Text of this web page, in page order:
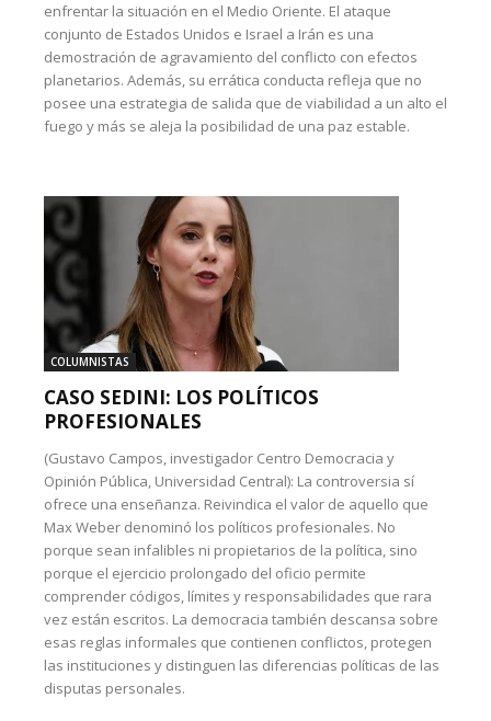
enfrentar la situación en el Medio Oriente. El ataque
conjunto de Estados Unidos e Israel a Irán es una
demostración de agravamiento del conflicto con efectos
planetarios. Además, su errática conducta refleja que no
posee una estrategia de salida que de viabilidad a un alto el
fuego y más se aleja la posibilidad de una paz estable.
COLUMNISTAS
CASO SEDINI: LOS POLÍTICOS
PROFESIONALES
(Gustavo Campos, investigador Centro Democracia y
Opinión Pública, Universidad Central): La controversia sí
ofrece una enseñanza. Reivindica el valor de aquello que
Max Weber denominó los políticos profesionales. No
porque sean infalibles ni propietarios de la política, sino
porque el ejercicio prolongado del oficio permite
comprender códigos, límites y responsabilidades que rara
vez están escritos. La democracia también descansa sobre
esas reglas informales que contienen conflictos, protegen
las instituciones y distinguen las diferencias políticas de las
disputas personales.